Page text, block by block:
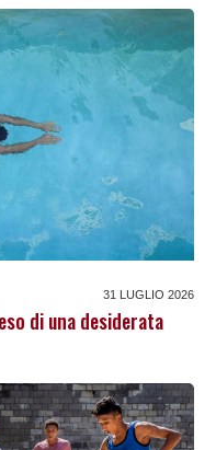
31 LUGLIO 2026
di una desiderata